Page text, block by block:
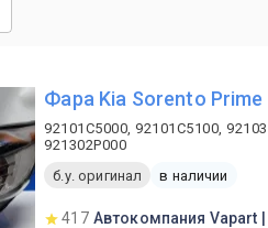
Фара Kia Sorento Prime
92101C5000, 92101C5100,
921302P000
б.у. оригинал
в наличии
417 Автокомпания Vapart |